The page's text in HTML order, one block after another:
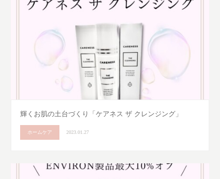
輝くお肌の土台づくり「ケアネス ザ クレンジング」
ホームケア 2023.01.27